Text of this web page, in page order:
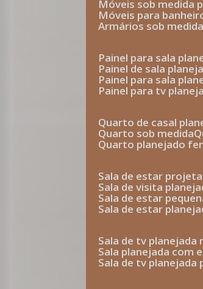
móveis sob medida
móveis para
armários sob
painel para sala
painel de sala
painel para sala
painel para tv
quarto de casal
quarto sob medida
quarto planejado
sala de estar
sala de visita
sala de estar
sala de estar
sala de tv planejada
sala planejada com
sala de tv